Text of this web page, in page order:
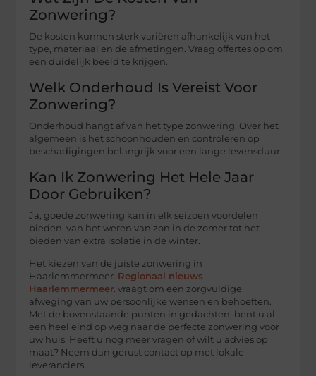
Zonwering?
De kosten kunnen sterk variëren afhankelijk van het
type, materiaal en de afmetingen. Vraag offertes op om
een duidelijk beeld te krijgen.
Welk Onderhoud Is Vereist Voor
Zonwering?
Onderhoud hangt af van het type zonwering. Over het
algemeen is het schoonhouden en controleren op
beschadigingen belangrijk voor een lange levensduur.
Kan Ik Zonwering Het Hele Jaar
Door Gebruiken?
Ja, goede zonwering kan in elk seizoen voordelen
bieden, van het weren van zon in de zomer tot het
bieden van extra isolatie in de winter.
Het kiezen van de juiste zonwering in
Haarlemmermeer. Regionaal nieuws
Haarlemmermeer. vraagt om een zorgvuldige
afweging van uw persoonlijke wensen en behoeften.
Met de bovenstaande punten in gedachten, bent u al
een heel eind op weg naar de perfecte zonwering voor
uw huis. Heeft u nog meer vragen of wilt u advies op
maat? Neem dan gerust contact op met lokale
leveranciers.